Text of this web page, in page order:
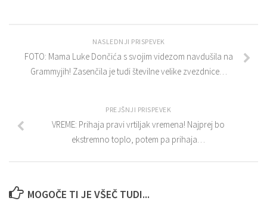
NASLEDNJI PRISPEVEK
FOTO: Mama Luke Dončića s svojim videzom navdušila na
Grammyjih! Zasenčila je tudi številne velike zvezdnice…
PREJŠNJI PRISPEVEK
VREME: Prihaja pravi vrtiljak vremena! Najprej bo
ekstremno toplo, potem pa prihaja…
MOGOČE TI JE VŠEČ TUDI...